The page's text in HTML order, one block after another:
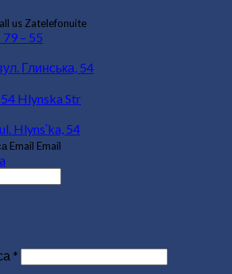
us Zatelefonuite
– 55
Глинська, 54
Hlynska Str
Hlynsʹka, 54
Email Email
*